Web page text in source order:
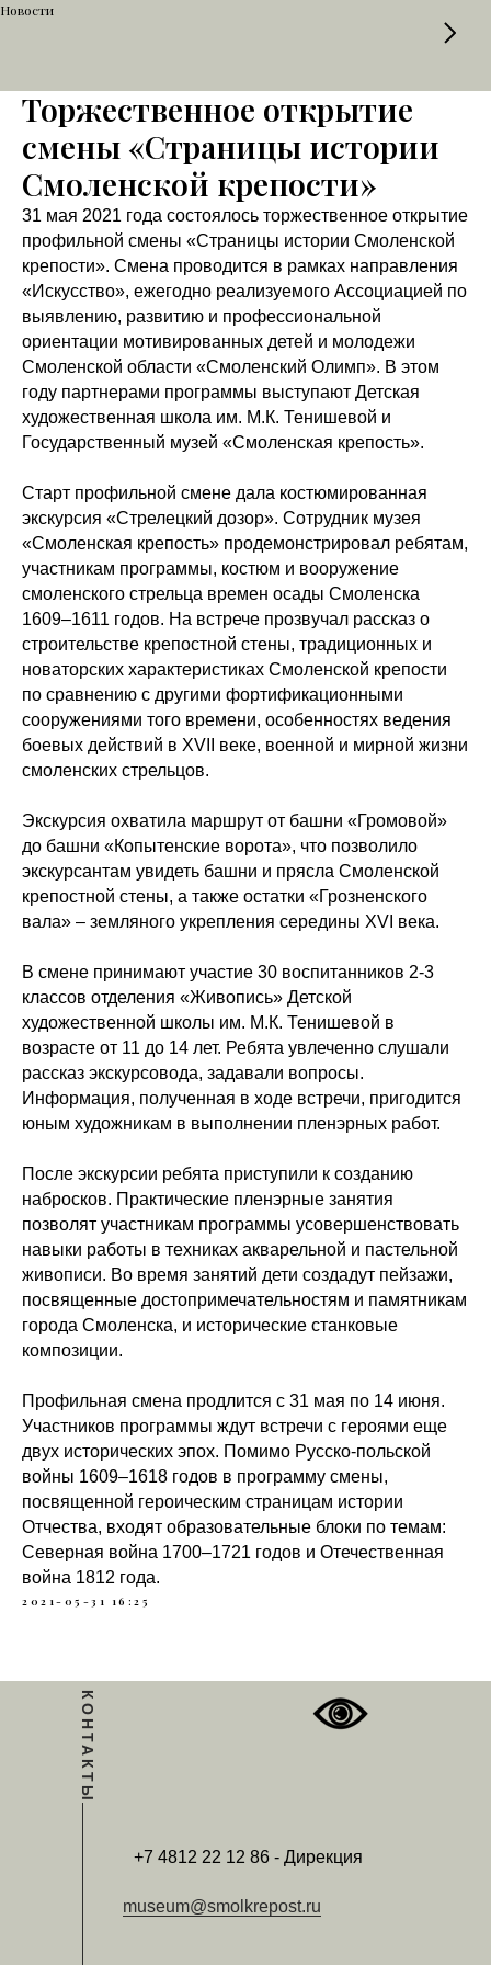
Новости
Торжественное открытие
смены «Страницы истории
Смоленской крепости»
31 мая 2021 года состоялось торжественное открытие
профильной смены «Страницы истории Смоленской
крепости». Смена проводится в рамках направления
«Искусство», ежегодно реализуемого Ассоциацией по
выявлению, развитию и профессиональной
ориентации мотивированных детей и молодежи
Смоленской области «Смоленский Олимп». В этом
году партнерами программы выступают Детская
художественная школа им. М.К. Тенишевой и
Государственный музей «Смоленская крепость».
Старт профильной смене дала костюмированная
экскурсия «Стрелецкий дозор». Сотрудник музея
«Смоленская крепость» продемонстрировал ребятам,
участникам программы, костюм и вооружение
смоленского стрельца времен осады Смоленска
1609–1611 годов. На встрече прозвучал рассказ о
строительстве крепостной стены, традиционных и
новаторских характеристиках Смоленской крепости
по сравнению с другими фортификационными
сооружениями того времени, особенностях ведения
боевых действий в XVII веке, военной и мирной жизни
смоленских стрельцов.
Экскурсия охватила маршрут от башни «Громовой»
до башни «Копытенские ворота», что позволило
экскурсантам увидеть башни и прясла Смоленской
крепостной стены, а также остатки «Грозненского
вала» – земляного укрепления середины XVI века.
В смене принимают участие 30 воспитанников 2-3
классов отделения «Живопись» Детской
художественной школы им. М.К. Тенишевой в
возрасте от 11 до 14 лет. Ребята увлеченно слушали
рассказ экскурсовода, задавали вопросы.
Информация, полученная в ходе встречи, пригодится
юным художникам в выполнении пленэрных работ.
После экскурсии ребята приступили к созданию
набросков. Практические пленэрные занятия
позволят участникам программы усовершенствовать
навыки работы в техниках акварельной и пастельной
живописи. Во время занятий дети создадут пейзажи,
посвященные достопримечательностям и памятникам
города Смоленска, и исторические станковые
композиции.
Профильная смена продлится с 31 мая по 14 июня.
Участников программы ждут встречи с героями еще
двух исторических эпох. Помимо Русско-польской
войны 1609–1618 годов в программу смены,
посвященной героическим страницам истории
Отчества, входят образовательные блоки по темам:
Северная война 1700–1721 годов и Отечественная
война 1812 года.
2021-05-31 16:25
museum@smolkrepost.ru
КОНТАКТЫ
+7 4812 22 12 86 - Дирекция